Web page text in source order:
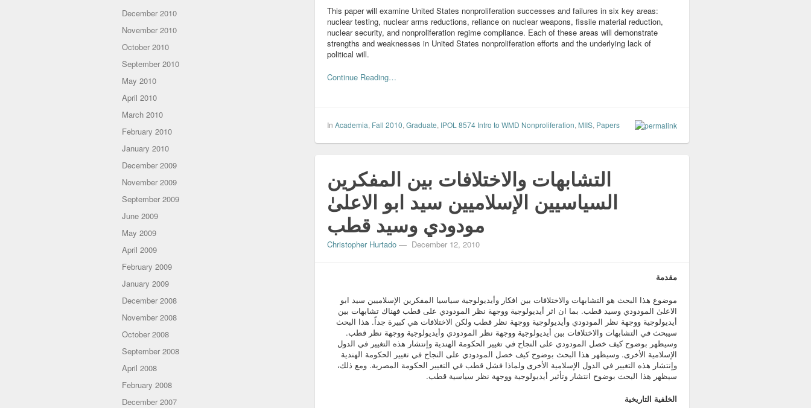
December 2010
November 2010
October 2010
September 2010
May 2010
April 2010
March 2010
February 2010
January 2010
December 2009
November 2009
September 2009
June 2009
May 2009
April 2009
February 2009
January 2009
December 2008
November 2008
October 2008
September 2008
April 2008
February 2008
December 2007
This paper will examine United States nonproliferation successes and failures in six key areas:
nuclear testing, nuclear arms reductions, reliance on nuclear weapons, fissile material reduction,
nuclear security, and nonproliferation regime compliance. Each of these areas will demonstrate
strengths and weaknesses in United States nonproliferation efforts and the underlying lack of
political will.
Continue Reading…
In Academia, Fall 2010, Graduate, IPOL 8574 Intro to WMD Nonproliferation, MIIS, Papers
التشابهات والاختلافات بين المفكرين
السياسيين الإسلاميين سید ابو الاعلىٰ
مودودي وسيد قطب
Christopher Hurtado — December 12, 2010
مقدمة
موضوع هذا البحث هو التشابهات والاختلافات بين افكار وأيديولوجية سياسيا المفكرين الإسلاميين سید ابو
الاعلىٰ المودودي وسيد قطب. بما ان اثر أيديولوجية ووجهة نظر المودودي على قطب فهناك تشابهات بين
أيديولوجية ووجهة نظر المودودي وأيديولوجية ووجهة نظر قطب ولكن الاختلافات هي كبيرة جداً. هذا البحث
سيبحث في التشابهات والاختلافات بين أيديولوجية ووجهة نظر المودودي وأيديولوجية ووجهة نظر قطب.
وسيظهر بوضوح كيف خصل المودودي على النجاح في تغيير الحكومة الهندية وإنتشار هذه التغيير في الدول
الإسلامية الأخرى. وسيظهر هذا البحث بوضوح كيف خصل المودودي على النجاح في تغيير الحكومة الهندية
وإنتشار هذه التغيير في الدول الإسلامية الأخرى ولماذا فشل قطب في التغيير الحكومة المصرية. ومع ذلك،
سيظهر هذا البحث بوضوح انتشار وتأثير أيديولوجية ووجهة نظر سياسية قطب.
الخلفية التاريخية